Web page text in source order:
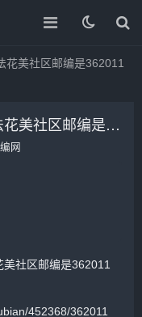
花美社区邮编是362011
福建省泉州市丰泽区华大街道法花美社区邮编是362011
网
社区邮编是362011
452368/362011